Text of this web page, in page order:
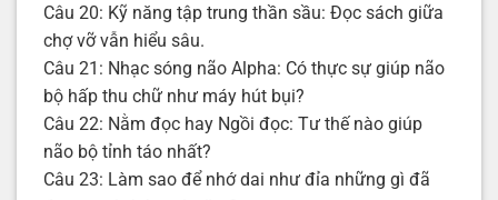
Câu 20: Kỹ năng tập trung thần sầu: Đọc sách giữa
chợ vỡ vẫn hiểu sâu.
Câu 21: Nhạc sóng não Alpha: Có thực sự giúp não
bộ hấp thu chữ như máy hút bụi?
Câu 22: Nằm đọc hay Ngồi đọc: Tư thế nào giúp
não bộ tỉnh táo nhất?
Câu 23: Làm sao để nhớ dai như đỉa những gì đã